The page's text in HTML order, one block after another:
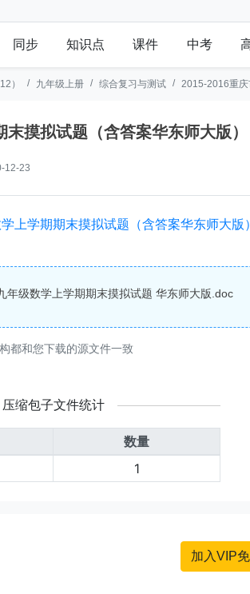
同步 知识点 课件 中考
） 九年级上册 综合复习与测试 2015-2016重庆
摸拟试题（含答案华东师大版）
12-23
上学期期末摸拟试题（含答案华东师大版
级数学上学期期末摸拟试题 华东师大版.doc
都和您下载的源文件一致
压缩包子文件统计
数量
1
加入VIP